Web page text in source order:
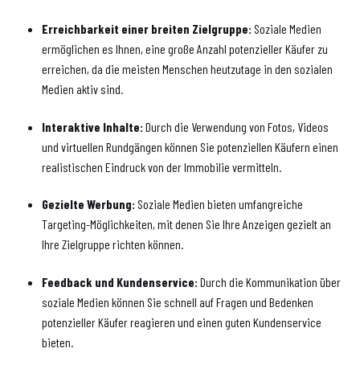
Erreichbarkeit einer breiten Zielgruppe:Soziale Medien
ermöglichen es Ihnen, eine große Anzahl potenzieller Käufer zu
erreichen, da die meisten Menschen heutzutage in den sozialen
Medien aktiv sind.
Interaktive Inhalte:Durch die Verwendung von Fotos, Videos
und virtuellen Rundgängen können Sie potenziellen Käufern einen
realistischen Eindruck von der Immobilie vermitteln.
Gezielte Werbung:Soziale Medien bieten umfangreiche
Targeting-Möglichkeiten, mit denen Sie Ihre Anzeigen gezielt an
Ihre Zielgruppe richten können.
Feedback und Kundenservice:Durch die Kommunikation über
soziale Medien können Sie schnell auf Fragen und Bedenken
potenzieller Käufer reagieren und einen guten Kundenservice
bieten.